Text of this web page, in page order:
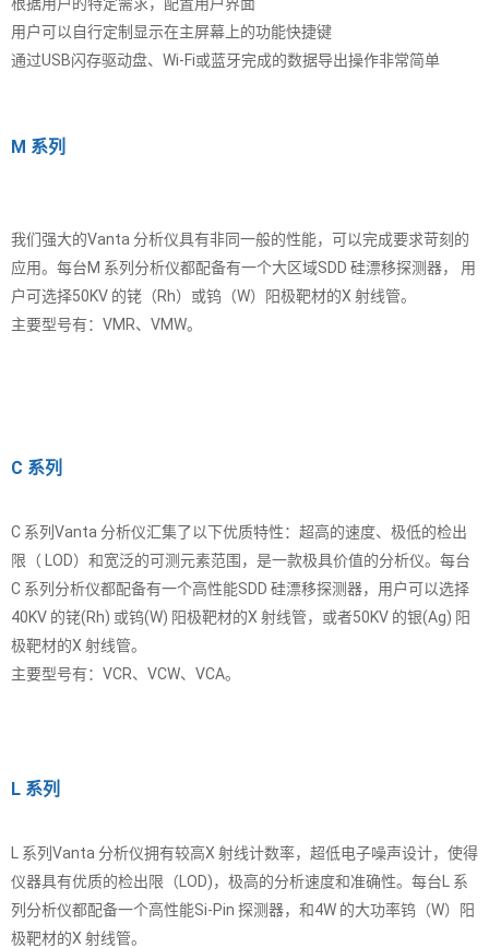
用户可以自行定制显示在主屏幕上的功能快捷键
通过USB闪存驱动盘、Wi-Fi或蓝牙完成的数据导出操作非常简单
M 系列
我们强大的Vanta 分析仪具有非同一般的性能，可以完成要求苛刻的
应用。每台M 系列分析仪都配备有一个大区域SDD 硅漂移探测器， 用
户可选择50KV 的铑（Rh）或钨（W）阳极靶材的X 射线管。
主要型号有：VMR、VMW。
C 系列
C 系列Vanta 分析仪汇集了以下优质特性：超高的速度、极低的检出
限（ LOD）和宽泛的可测元素范围，是一款极具价值的分析仪。每台
C 系列分析仪都配备有一个高性能SDD 硅漂移探测器，用户可以选择
40KV 的铑(Rh) 或钨(W) 阳极靶材的X 射线管，或者50KV 的银(Ag) 阳
极靶材的X 射线管。
主要型号有：VCR、VCW、VCA。
L 系列
L 系列Vanta 分析仪拥有较高X 射线计数率，超低电子噪声设计，使得
仪器具有优质的检出限（LOD)，极高的分析速度和准确性。每台L 系
列分析仪都配备一个高性能Si-Pin 探测器，和4W 的大功率钨（W）阳
极靶材的X 射线管。